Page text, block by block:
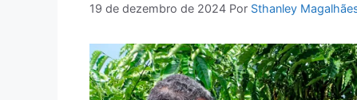
19 de dezembro de 2024 Por Sthanley